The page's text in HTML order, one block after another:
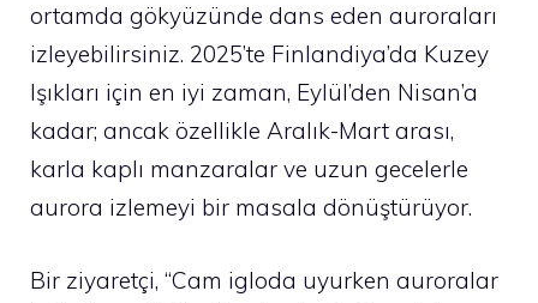
ortamda gökyüzünde dans eden auroraları
izleyebilirsiniz. 2025’te Finlandiya’da Kuzey
Işıkları için en iyi zaman, Eylül’den Nisan’a
kadar; ancak özellikle Aralık-Mart arası,
karla kaplı manzaralar ve uzun gecelerle
aurora izlemeyi bir masala dönüştürüyor.
Bir ziyaretçi, “Cam igloda uyurken auroralar